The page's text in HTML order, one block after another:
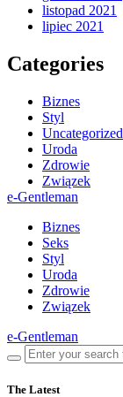
listopad 2021
lipiec 2021
Categories
Biznes
Styl
Uncategorized
Uroda
Zdrowie
Związek
e-Gentleman
Biznes
Seks
Styl
Uroda
Zdrowie
Związek
e-Gentleman
The Latest